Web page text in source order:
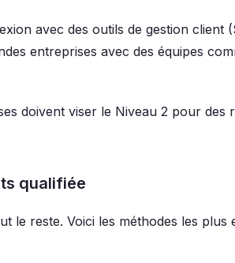
avec des outils de gestion client
entreprises avec des équipes
doivent viser le Niveau 2 pour des
qualifiée
le reste. Voici les méthodes les plus